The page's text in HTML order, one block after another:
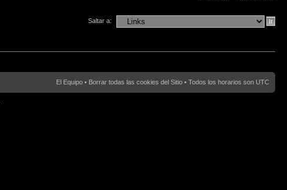
Saltar a:
El Equipo • Borrar todas las cookies del Sitio • Todos los horarios son UTC